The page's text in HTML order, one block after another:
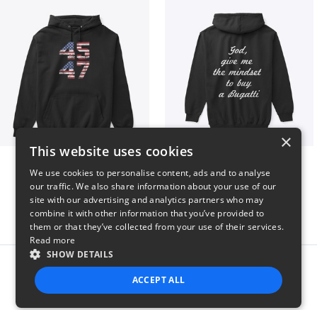
Report this product
×
This website uses cookies
We use cookies to personalise content, ads and to analyse
our traffic. We also share information about your use of our
site with our advertising and analytics partners who may
combine it with other information that you’ve provided to
them or that they’ve collected from your use of their services.
Read more
SHOW DETAILS
ACCEPT ALL